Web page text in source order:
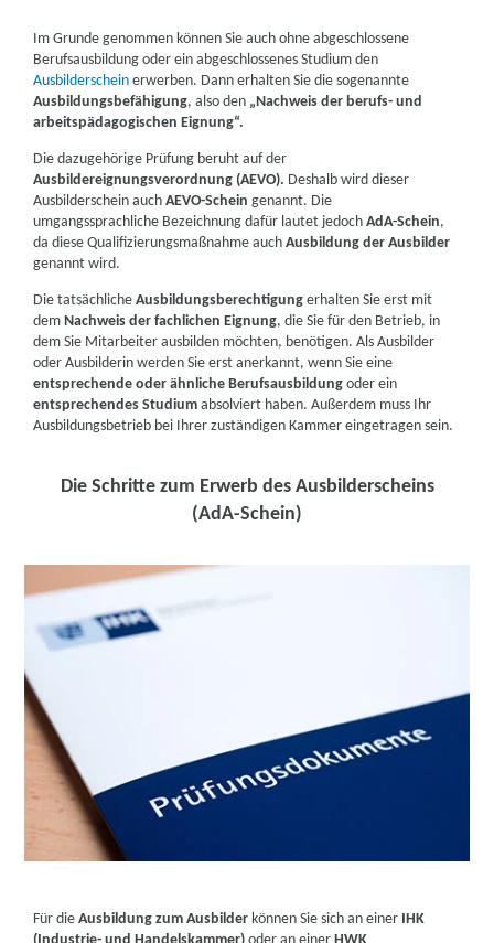
Im Grunde genommen können Sie auch ohne abgeschlossene
Berufsausbildung oder ein abgeschlossenes Studium den
Ausbilderschein erwerben. Dann erhalten Sie die sogenannte
Ausbildungsbefähigung, also den „Nachweis der berufs- und
arbeitspädagogischen Eignung“.
Die dazugehörige Prüfung beruht auf der
Ausbildereignungsverordnung (AEVO). Deshalb wird dieser
Ausbilderschein auch AEVO-Schein genannt. Die
umgangssprachliche Bezeichnung dafür lautet jedoch AdA-Schein,
da diese Qualifizierungsmaßnahme auchAusbildung der Ausbilder
genannt wird.
Die tatsächlicheAusbildungsberechtigung erhalten Sie erst mit
dem Nachweis der fachlichen Eignung, die Sie für den Betrieb, in
dem Sie Mitarbeiter ausbilden möchten, benötigen. Als Ausbilder
oder Ausbilderin werden Sie erst anerkannt, wenn Sie eine
entsprechende oder ähnliche Berufsausbildung oder ein
entsprechendes Studiumabsolviert haben. Außerdem muss Ihr
Ausbildungsbetrieb bei Ihrer zuständigen Kammer eingetragen sein.
Die Schritte zum Erwerb des Ausbilderscheins
(AdA-Schein)
Für die Ausbildung zum Ausbilder können Sie sich an einer IHK